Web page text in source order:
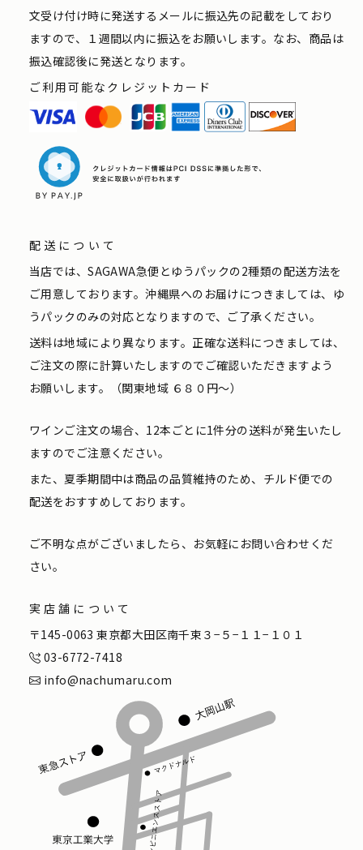
文受け付け時に発送するメールに振込先の記載をしており
ますので、１週間以内に振込をお願いします。なお、商品は
振込確認後に発送となります。
ご利用可能なクレジットカード
配送について
当店では、SAGAWA急便とゆうパックの2種類の配送方法を
ご用意しております。沖縄県へのお届けにつきましては、ゆ
うパックのみの対応となりますので、ご了承ください。
送料は地域により異なります。正確な送料につきましては、
ご注文の際に計算いたしますのでご確認いただきますよう
お願いします。（関東地域 ６８０円〜）
ワインご注文の場合、12本ごとに1件分の送料が発生いたし
ますのでご注意ください。
また、夏季期間中は商品の品質維持のため、チルド便での
配送をおすすめしております。
ご不明な点がございましたら、お気軽にお問い合わせくだ
さい。
実店舗について
〒145-0063 東京都大田区南千束３−５−１１−１０１
03-6772-7418
info@nachumaru.com